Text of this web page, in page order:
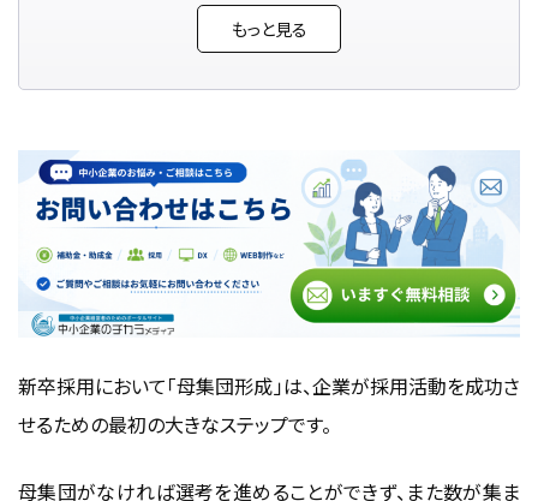
新卒採用の母集団形成を成功させる計画の立
て方｜目標数の決め方と逆算設計
チャネルごとに目標数と歩留まりを分けて設計する
就活スケジュールに合わせて母集団形成の時期を前倒し
で組む
新卒採用における母集団形成の課題
学生の多様化と応募経路の分散
母集団は集まったが質が伴わないケース
母集団形成の具体的な手法
合同説明会・学内イベントでの学生接点
もっと見る
新卒採用において「母集団形成 」は、企業が採用活動を成功さ
せるための最初の大きなステップです。
母集団がなければ選考を進めることができず、また数が集ま